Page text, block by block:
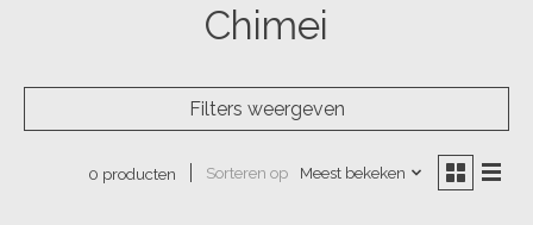
Chimei
Filters weergeven
0 producten Sorteren op Meest bekeken